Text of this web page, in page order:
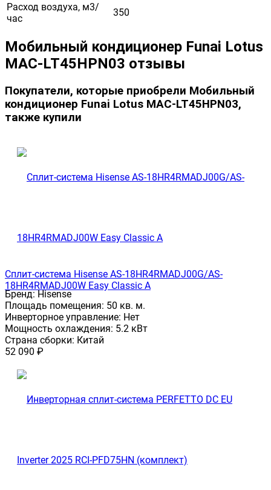
Расход воздуха, м3/
час
350
Мобильный кондиционер Funai Lotus
MAC-LT45HPN03 отзывы
Покупатели, которые приобрели Мобильный
кондиционер Funai Lotus MAC-LT45HPN03,
также купили
Сплит-система Hisense AS-18HR4RMADJ00G/AS-
18HR4RMADJ00W Easy Classic A
Бренд: Hisense
Площадь помещения: 50 кв. м.
Инверторное управление: Нет
Мощность охлаждения: 5.2 кВт
Страна сборки: Китай
52 090 ₽